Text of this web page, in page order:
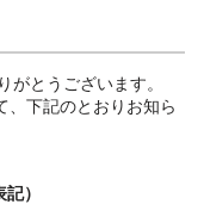
がとうございます。
、下記のとおりお知ら
）